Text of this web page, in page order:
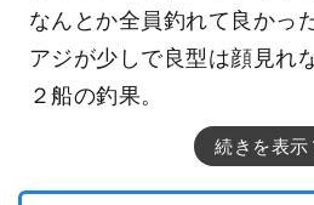
なんとか全員釣れて良かっ
アジが少しで良型は顔見れ
２船の釣果。
続きを表示